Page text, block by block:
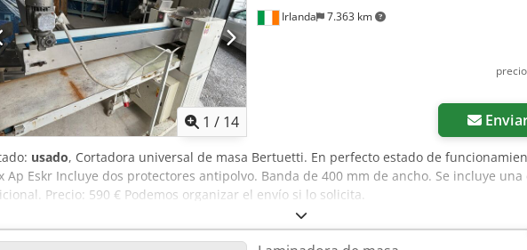
1 / 14
Irlanda 7.363 km
usado, Cortadora universal de masa Bertuetti. En perfecto estado de
Ap Eskr Incluye dos protectores antipolvo. Banda de 400 mm de ancho. Se incluye
Precio: 590 € Podemos organizar el envío si lo solicita.